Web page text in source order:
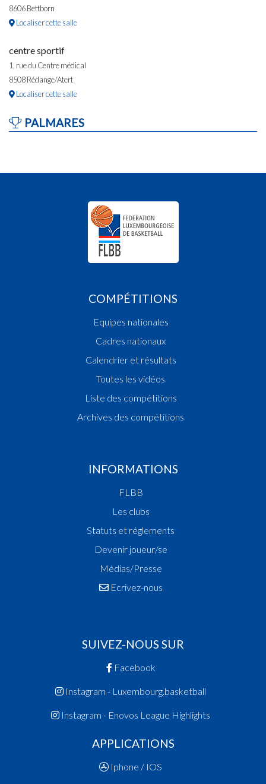
8606 Bettborn
Localiser cette salle
centre sportif
1, rue du Centre médical
8508 Rédange/Atert
Localiser cette salle
PALMARES
COMPÉTITIONS
Equipes nationales
Cadres nationaux
Calendrier et résultats
Toutes les vidéos
Liste des compétitions
Archives des compétitions
INFORMATIONS
FLBB
Les clubs
Statuts et réglements
Devenir joueur/se
Médias/Presse
Ecrivez-nous
SUIVEZ-NOUS SUR
Facebook
Instagram - Luxembourg.basketball
Instagram - Enovos League Highlights
APPLICATIONS
Iphone / IOS